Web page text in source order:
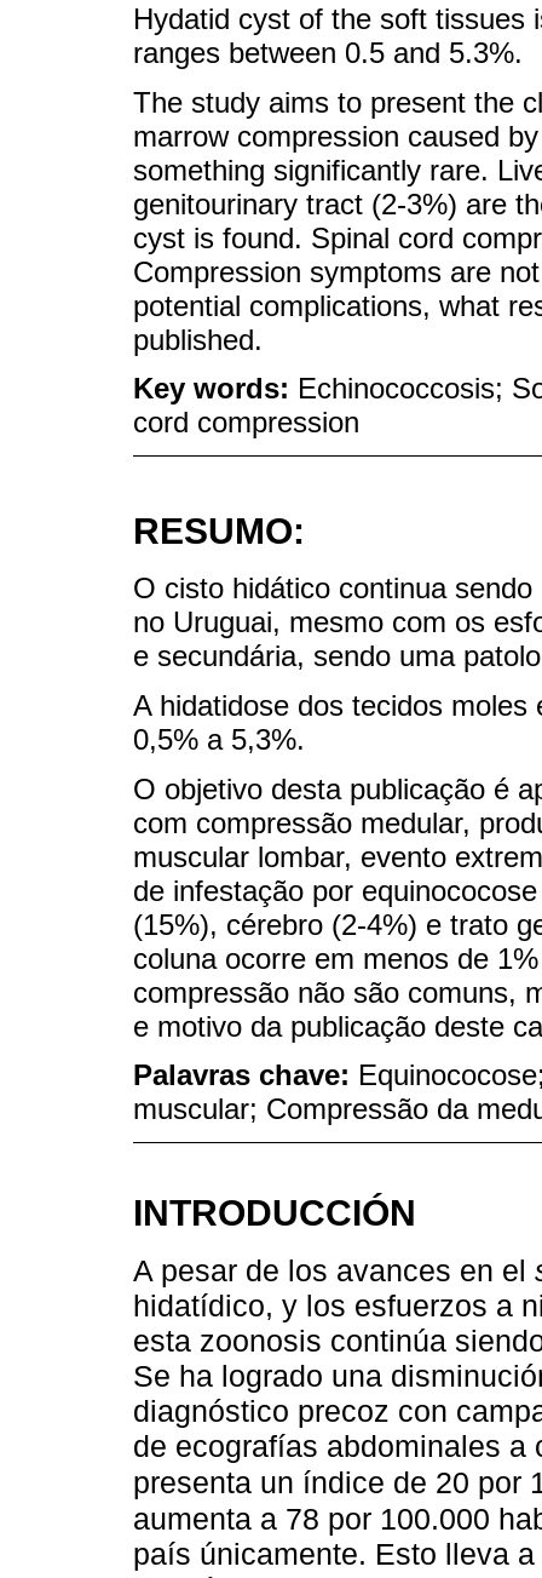
Hydatid cyst of the soft tissues
ranges between 0.5 and 5.3%.
The study aims to present the
marrow compression caused
something significantly rare.
genitourinary tract (2-3%) are
cyst is found. Spinal cord
Compression symptoms are
potential complications, what
published.
Key words: Echinococcosis;
cord compression
RESUMO:
O cisto hidático continua
no Uruguai, mesmo com os
e secundária, sendo uma
A hidatidose dos tecidos
0,5% a 5,3%.
O objetivo desta publicação é
com compressão medular,
muscular lombar, evento
de infestação por
(15%), cérebro (2-4%) e trato
coluna ocorre em menos de
compressão não são comuns,
e motivo da publicação deste
Palavras chave:
muscular; Compressão da
INTRODUCCIÓN
A pesar de los avances en el
hidatídico, y los esfuerzos a
esta zoonosis continúa
Se ha logrado una
diagnóstico precoz con
de ecografías abdominales
presenta un índice de 20 por
aumenta a 78 por 100.000
país únicamente. Esto lleva